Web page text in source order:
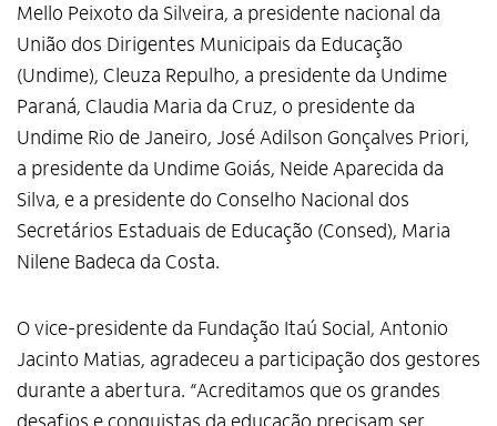
Mello Peixoto da Silveira, a presidente nacional da
União dos Dirigentes Municipais da Educação
(Undime), Cleuza Repulho, a presidente da Undime
Paraná, Claudia Maria da Cruz, o presidente da
Undime Rio de Janeiro, José Adilson Gonçalves Priori,
a presidente da Undime Goiás, Neide Aparecida da
Silva, e a presidente do Conselho Nacional dos
Secretários Estaduais de Educação (Consed), Maria
Nilene Badeca da Costa.
O vice-presidente da Fundação Itaú Social, Antonio
Jacinto Matias, agradeceu a participação dos gestores
durante a abertura. “Acreditamos que os grandes